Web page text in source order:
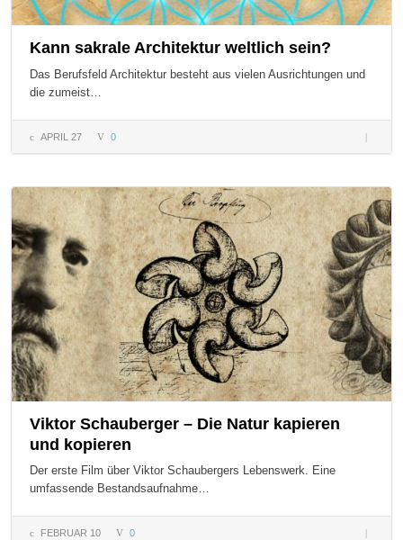
Kann sakrale Architektur weltlich sein?
Das Berufsfeld Architektur besteht aus vielen Ausrichtungen und
die zumeist…
APRIL 27 0
sakrale
sein?
Viktor Schauberger – Die Natur kapieren
und kopieren
Der erste Film über Viktor Schaubergers Lebenswerk. Eine
umfassende Bestandsaufnahme…
FEBRUAR 10 0